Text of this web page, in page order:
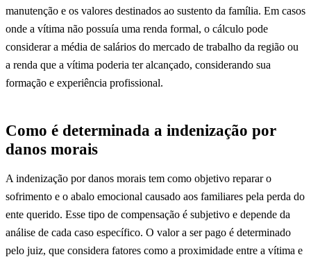
manutenção e os valores destinados ao sustento da família. Em casos
onde a vítima não possuía uma renda formal, o cálculo pode
considerar a média de salários do mercado de trabalho da região ou
a renda que a vítima poderia ter alcançado, considerando sua
formação e experiência profissional.
Como é determinada a indenização por
danos morais
A indenização por danos morais tem como objetivo reparar o
sofrimento e o abalo emocional causado aos familiares pela perda do
ente querido. Esse tipo de compensação é subjetivo e depende da
análise de cada caso específico. O valor a ser pago é determinado
pelo juiz, que considera fatores como a proximidade entre a vítima e